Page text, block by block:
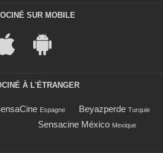
SUR MOBILE
À L'ÉTRANGER
Espagne Beyazperde Turquie
Sensacine México Mexique